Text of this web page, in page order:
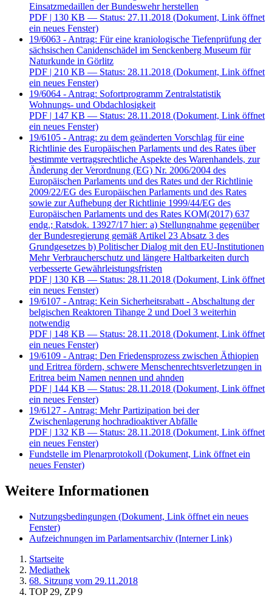
Einsatzmedaillen der Bundeswehr herstellen
PDF | 130 KB — Status: 27.11.2018 (Dokument, Link öffnet
ein neues Fenster)
19/6063 - Antrag: Für eine kraniologische Tiefenprüfung der
sächsischen Canidenschädel im Senckenberg Museum für
Naturkunde in Görlitz
PDF | 210 KB — Status: 28.11.2018 (Dokument, Link öffnet
ein neues Fenster)
19/6064 - Antrag: Sofortprogramm Zentralstatistik
Wohnungs- und Obdachlosigkeit
PDF | 147 KB — Status: 28.11.2018 (Dokument, Link öffnet
ein neues Fenster)
19/6105 - Antrag: zu dem geänderten Vorschlag für eine
Richtlinie des Europäischen Parlaments und des Rates über
bestimmte vertragsrechtliche Aspekte des Warenhandels, zur
Änderung der Verordnung (EG) Nr. 2006/2004 des
Europäischen Parlaments und des Rates und der Richtlinie
2009/22/EG des Europäischen Parlaments und des Rates
sowie zur Aufhebung der Richtlinie 1999/44/EG des
Europäischen Parlaments und des Rates KOM(2017) 637
endg.; Ratsdok. 13927/17 hier: a) Stellungnahme gegenüber
der Bundesregierung gemäß Artikel 23 Absatz 3 des
Grundgesetzes b) Politischer Dialog mit den EU-Institutionen
Mehr Verbraucherschutz und längere Haltbarkeiten durch
verbesserte Gewährleistungsfristen
PDF | 130 KB — Status: 28.11.2018 (Dokument, Link öffnet
ein neues Fenster)
19/6107 - Antrag: Kein Sicherheitsrabatt - Abschaltung der
belgischen Reaktoren Tihange 2 und Doel 3 weiterhin
notwendig
PDF | 148 KB — Status: 28.11.2018 (Dokument, Link öffnet
ein neues Fenster)
19/6109 - Antrag: Den Friedensprozess zwischen Äthiopien
und Eritrea fördern, schwere Menschenrechtsverletzungen in
Eritrea beim Namen nennen und ahnden
PDF | 144 KB — Status: 28.11.2018 (Dokument, Link öffnet
ein neues Fenster)
19/6127 - Antrag: Mehr Partizipation bei der
Zwischenlagerung hochradioaktiver Abfälle
PDF | 132 KB — Status: 28.11.2018 (Dokument, Link öffnet
ein neues Fenster)
Fundstelle im Plenarprotokoll (Dokument, Link öffnet ein
neues Fenster)
Weitere Informationen
Nutzungsbedingungen (Dokument, Link öffnet ein neues
Fenster)
Aufzeichnungen im Parlamentsarchiv (Interner Link)
Startseite
Mediathek
68. Sitzung vom 29.11.2018
TOP 29, ZP 9